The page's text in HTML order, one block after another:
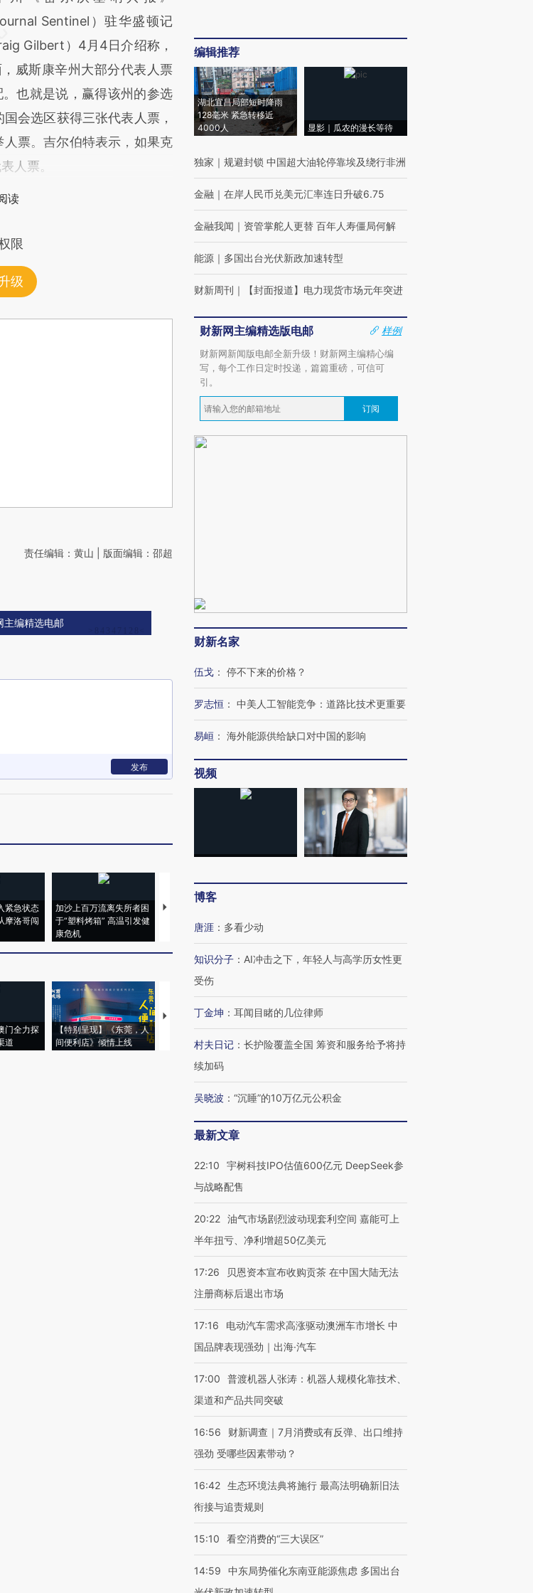
Sentinel）驻华盛顿记
Gilbert）4月4日介绍称，
威斯康辛州大部分代表人票
也就是说，赢得该州的参选
会选区获得三张代表人票，
票。吉尔伯特表示，如果克
人票。
读
限
级
责任编辑：黄山 | 版面编辑：邵超
主编精选电邮
发布
紧急状态
摩洛哥闯
加沙上百万流离失所者困
于“塑料烤箱” 高温引发健
康危机
视线｜HYROX的吸金
术：是什么让中产们甘
心“花钱找虐”？
门全力探
道
【特别呈现】《东莞，人
间便利店》倾情上线
【推广】走进第四届链博
会，让数智科技“链”接产
【特别呈现】寻找100种
有意思的生活方式·第三对
CFO：不靠规模取胜，华
住三大增长引擎是什么？
编辑推荐
湖北宜昌局部短时降雨
128毫米 紧急转移近
4000人
显影｜瓜农的漫长等待
独家 ｜ 规避封锁 中国超大油轮停靠埃及绕行非洲
金融 ｜ 在岸人民币兑美元汇率连日升破6.75
金融我闻 ｜ 资管掌舵人更替 百年人寿僵局何解
能源 ｜ 多国出台光伏新政加速转型
财新周刊 ｜ 【封面报道】电力现货市场元年突进
财新网主编精选版电邮
样例
财新网新闻版电邮全新升级！财新网主编精心编
写，每个工作日定时投递，篇篇重磅，可信可
引。
订阅
财新名家
伍戈 ： 停不下来的价格？
罗志恒 ： 中美人工智能竞争：道路比技术更重要
易峘 ： 海外能源供给缺口对中国的影响
视频
博客
唐涯 ： 多看少动
知识分子 ： AI冲击之下，年轻人与高学历女性更
受伤
丁金坤 ： 耳闻目睹的几位律师
村夫日记 ： 长护险覆盖全国 筹资和服务给予将持
续加码
吴晓波 ： “沉睡”的10万亿元公积金
最新文章
22:10
宇树科技IPO估值600亿元 DeepSeek参
与战略配售
20:22 油气市场剧烈波动现套利空间 嘉能可上
半年扭亏、净利增超50亿美元
17:26
贝恩资本宣布收购贡茶 在中国大陆无法
注册商标后退出市场
17:16
电动汽车需求高涨驱动澳洲车市增长 中
国品牌表现强劲｜出海·汽车
17:00
普渡机器人张涛：机器人规模化靠技术、
渠道和产品共同突破
16:56
财新调查｜7月消费或有反弹、出口维持
强劲 受哪些因素带动？
16:42 生态环境法典将施行 最高法明确新旧法
衔接与追责规则
15:10 看空消费的“三大误区”
14:59
中东局势催化东南亚能源焦虑 多国出台